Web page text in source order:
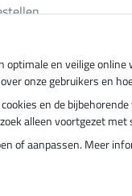
optimale en veilige
onze gebruikers en
en de
alleen voortgezet
of aanpassen. Meer